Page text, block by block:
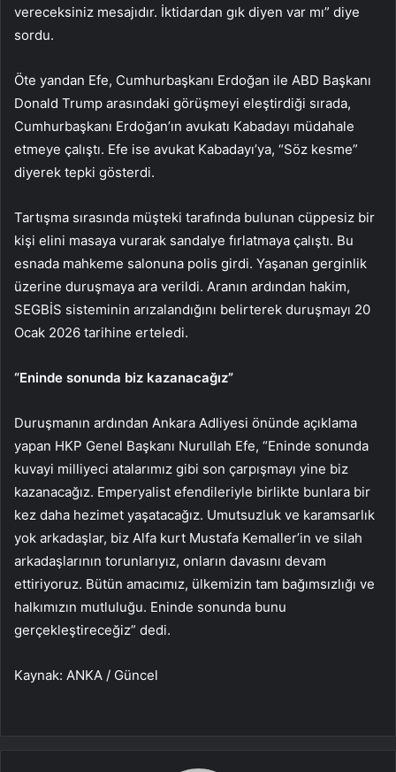
vereceksiniz mesajıdır. İktidardan gık diyen var mı” diye
sordu.
Öte yandan Efe, Cumhurbaşkanı Erdoğan ile ABD Başkanı
Donald Trump arasındaki görüşmeyi eleştirdiği sırada,
Cumhurbaşkanı Erdoğan’ın avukatı Kabadayı müdahale
etmeye çalıştı. Efe ise avukat Kabadayı’ya, “Söz kesme”
diyerek tepki gösterdi.
Tartışma sırasında müşteki tarafında bulunan cüppesiz bir
kişi elini masaya vurarak sandalye fırlatmaya çalıştı. Bu
esnada mahkeme salonuna polis girdi. Yaşanan gerginlik
üzerine duruşmaya ara verildi. Aranın ardından hakim,
SEGBİS sisteminin arızalandığını belirterek duruşmayı 20
Ocak 2026 tarihine erteledi.
“Eninde sonunda biz kazanacağız”
Duruşmanın ardından Ankara Adliyesi önünde açıklama
yapan HKP Genel Başkanı Nurullah Efe, “Eninde sonunda
kuvayi milliyeci atalarımız gibi son çarpışmayı yine biz
kazanacağız. Emperyalist efendileriyle birlikte bunlara bir
kez daha hezimet yaşatacağız. Umutsuzluk ve karamsarlık
yok arkadaşlar, biz Alfa kurt Mustafa Kemaller’in ve silah
arkadaşlarının torunlarıyız, onların davasını devam
ettiriyoruz. Bütün amacımız, ülkemizin tam bağımsızlığı ve
halkımızın mutluluğu. Eninde sonunda bunu
gerçekleştireceğiz” dedi.
Kaynak: ANKA / Güncel